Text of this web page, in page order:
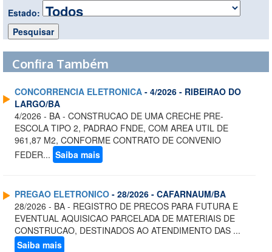
Estado:
Confira Também
CONCORRENCIA ELETRONICA - 4/2026 - RIBEIRAO DO
LARGO/BA
4/2026 - BA - CONSTRUCAO DE UMA CRECHE PRE-
ESCOLA TIPO 2, PADRAO FNDE, COM AREA UTIL DE
961,87 M2, CONFORME CONTRATO DE CONVENIO
FEDER... Saiba mais
PREGAO ELETRONICO - 28/2026 - CAFARNAUM/BA
28/2026 - BA - REGISTRO DE PRECOS PARA FUTURA E
EVENTUAL AQUISICAO PARCELADA DE MATERIAIS DE
CONSTRUCAO, DESTINADOS AO ATENDIMENTO DAS ...
Saiba mais